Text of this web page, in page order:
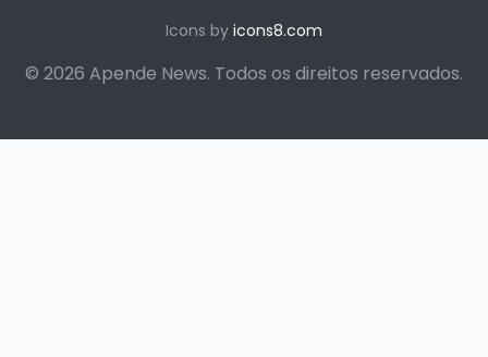
Icons by icons8.com
© 2026 Apende News. Todos os direitos reservados.